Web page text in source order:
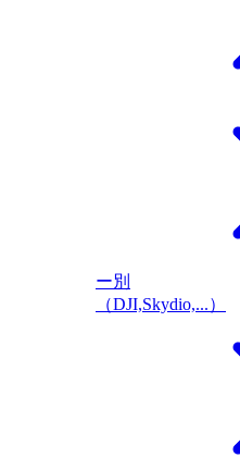
ー別
（DJI,Skydio,...）